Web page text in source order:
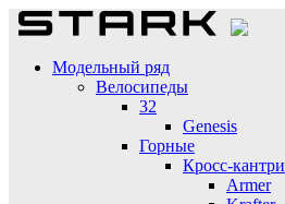
Модельный ряд
Велосипеды
32
Genesis
Горные
Кросс-кантри
Armer